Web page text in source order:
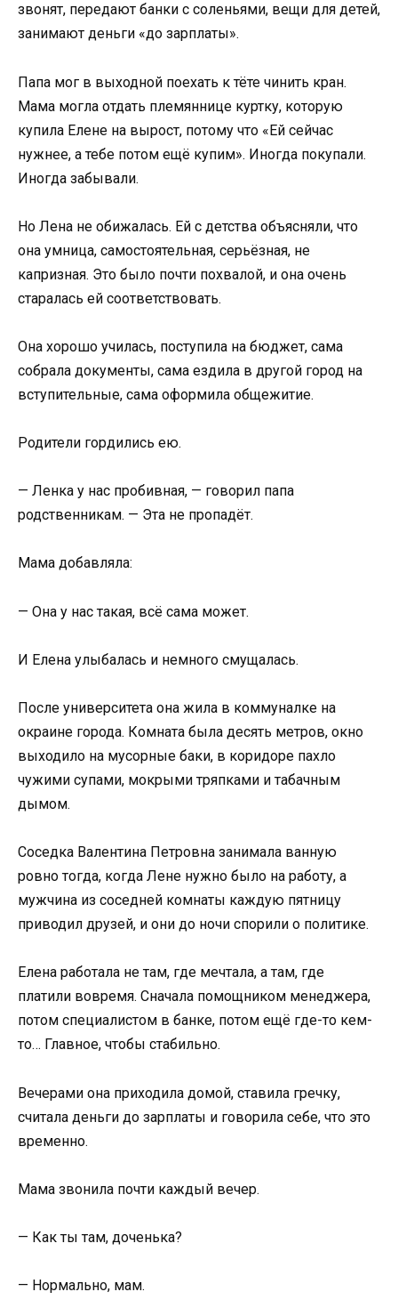
звонят, передают банки с соленьями, вещи для детей,
занимают деньги «до зарплаты».
Папа мог в выходной поехать к тёте чинить кран.
Мама могла отдать племяннице куртку, которую
купила Елене на вырост, потому что «Ей сейчас
нужнее, а тебе потом ещё купим». Иногда покупали.
Иногда забывали.
Но Лена не обижалась. Ей с детства объясняли, что
она умница, самостоятельная, серьёзная, не
капризная. Это было почти похвалой, и она очень
старалась ей соответствовать.
Она хорошо училась, поступила на бюджет, сама
собрала документы, сама ездила в другой город на
вступительные, сама оформила общежитие.
Родители гордились ею.
— Ленка у нас пробивная, — говорил папа
родственникам. — Эта не пропадёт.
Мама добавляла:
— Она у нас такая, всё сама может.
И Елена улыбалась и немного смущалась.
После университета она жила в коммуналке на
окраине города. Комната была десять метров, окно
выходило на мусорные баки, в коридоре пахло
чужими супами, мокрыми тряпками и табачным
дымом.
Соседка Валентина Петровна занимала ванную
ровно тогда, когда Лене нужно было на работу, а
мужчина из соседней комнаты каждую пятницу
приводил друзей, и они до ночи спорили о политике.
Елена работала не там, где мечтала, а там, где
платили вовремя. Сначала помощником менеджера,
потом специалистом в банке, потом ещё где-то кем-
то… Главное, чтобы стабильно.
Вечерами она приходила домой, ставила гречку,
считала деньги до зарплаты и говорила себе, что это
временно.
Мама звонила почти каждый вечер.
— Как ты там, доченька?
— Нормально, мам.